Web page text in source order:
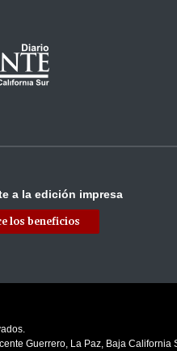
a la edición impresa
los beneficios
Guerrero, La Paz, Baja California